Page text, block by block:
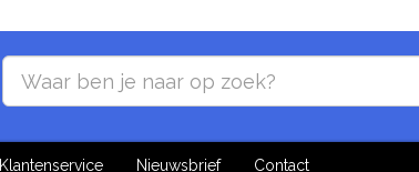
Klantenservice Nieuwsbrief Contact